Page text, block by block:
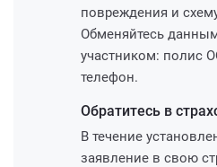
повреждения и
Обменяйтесь
участником: полис
телефон.
Обратитесь в
В течение
заявление в свою